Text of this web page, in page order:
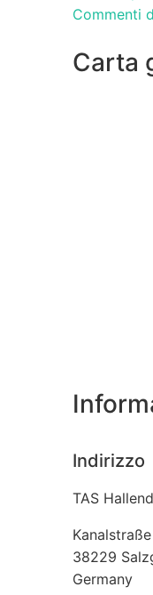
Commenti
Carta
Indirizzo
TAS
38229
Germany